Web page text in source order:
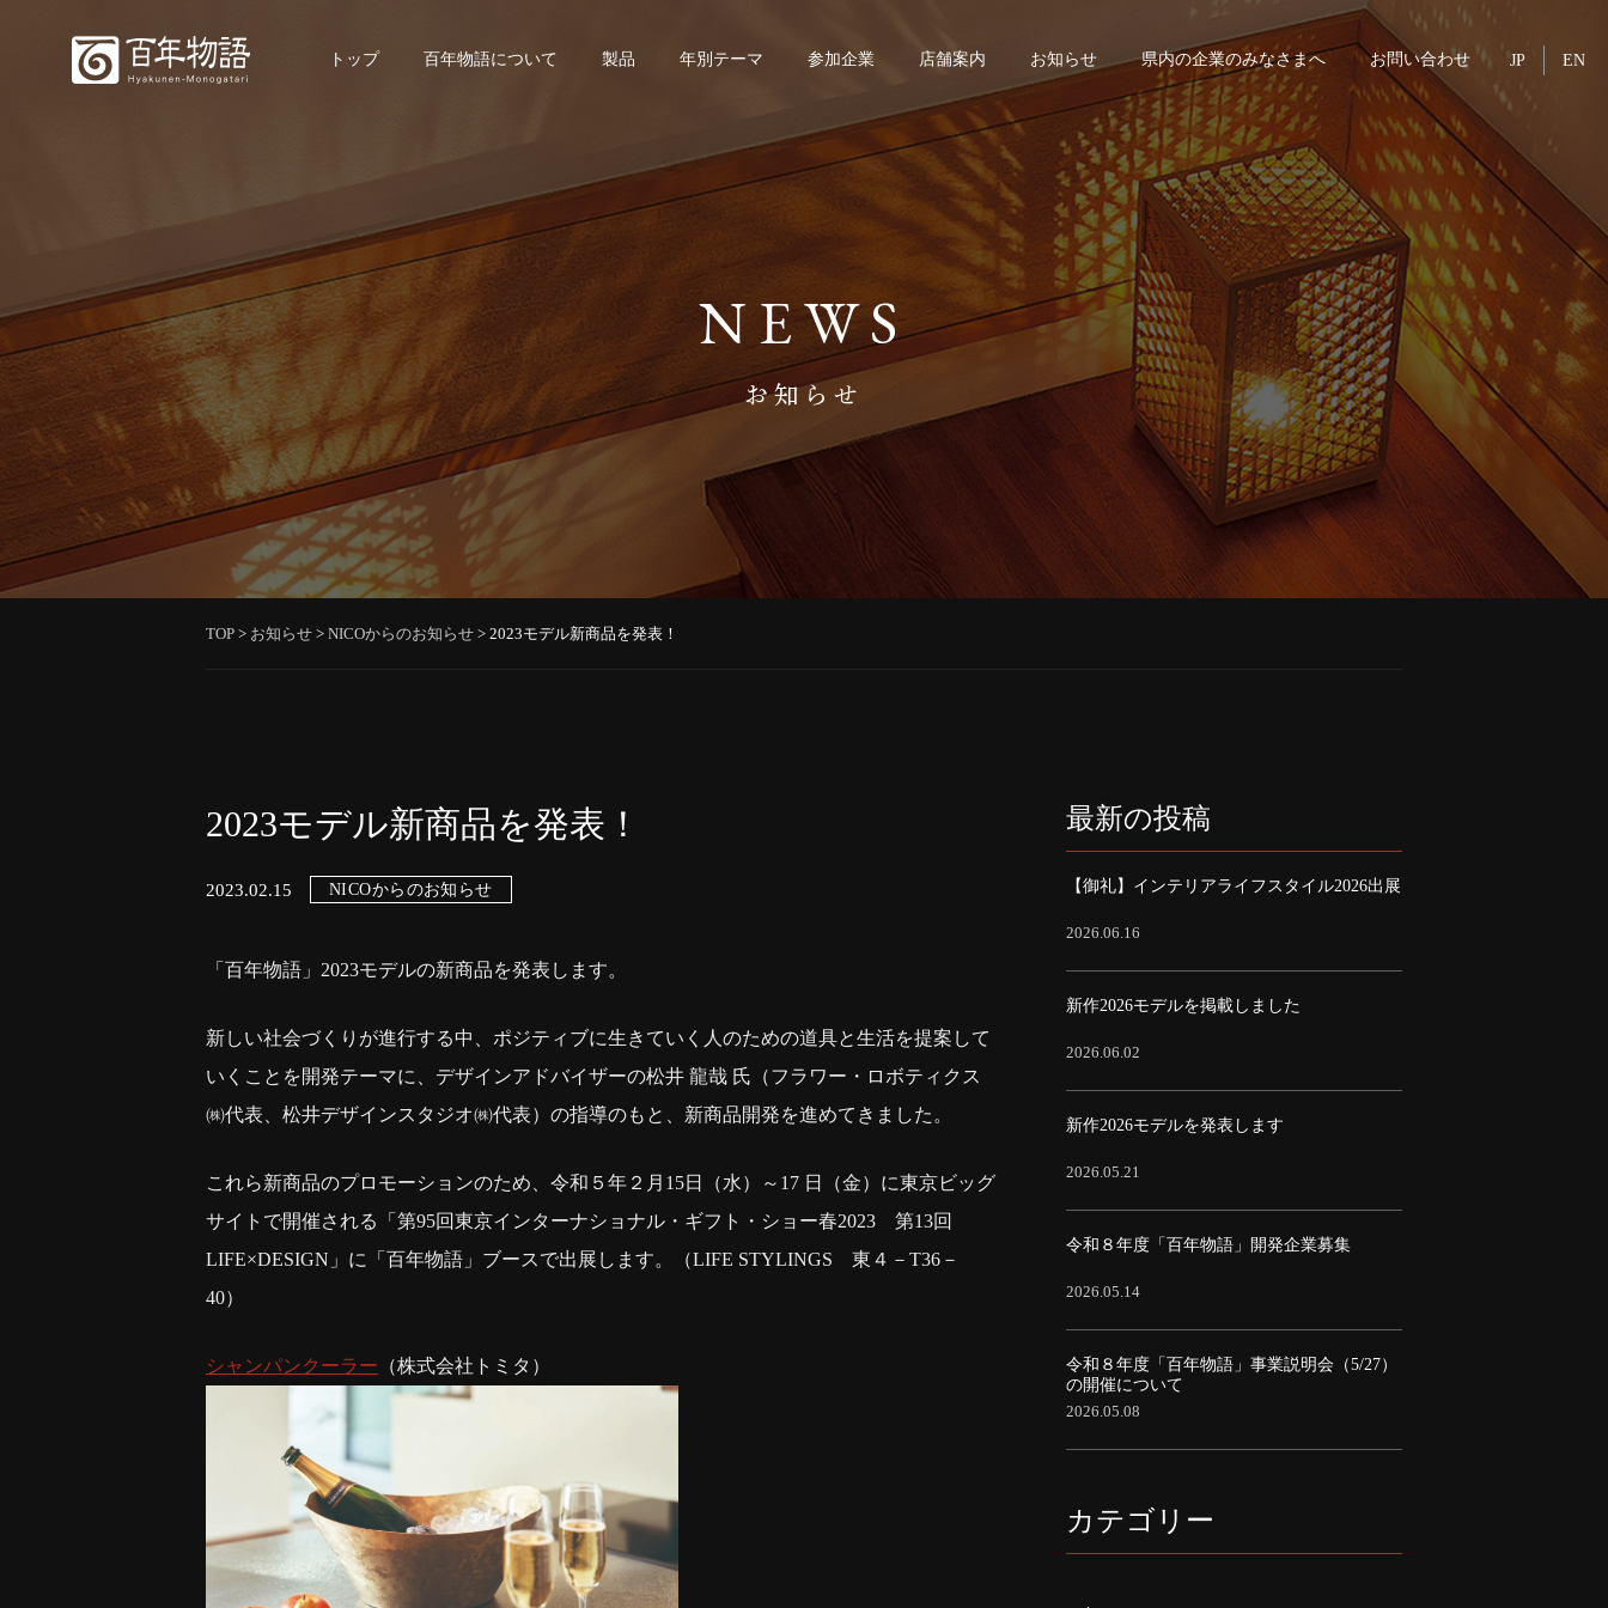
トップ 百年物語について 製品 年別テーマ 参加企業 店舗案内 お知らせ 県内の企業のみなさまへ お問い合わせ JP EN
NEWS
お知らせ
TOP > お知らせ > NICOからのお知らせ > 2023モデル新商品を発表！
2023モデル新商品を発表！
2023.02.15 NICOからのお知らせ
「百年物語」2023モデルの新商品を発表します。
新しい社会づくりが進行する中、ポジティブに生きていく人のための道具と生活を提案して
いくことを開発テーマに、デザインアドバイザーの松井 龍哉 氏（フラワー・ロボティクス
㈱代表、松井デザインスタジオ㈱代表）の指導のもと、新商品開発を進めてきました。
これら新商品のプロモーションのため、令和５年２月15日（水）～17 日（金）に東京ビッグ
サイトで開催される「第95回東京インターナショナル・ギフト・ショー春2023 第13回
LIFE×DESIGN」に「百年物語」ブースで出展します。（LIFE STYLINGS 東４－T36－
40）
シャンパンクーラー （株式会社トミタ）
最新の投稿
【御礼】インテリアライフスタイル2026出展
2026.06.16
新作2026モデルを掲載しました
2026.06.02
新作2026モデルを発表します
2026.05.21
令和８年度「百年物語」開発企業募集
2026.05.14
令和８年度「百年物語」事業説明会（5/27）
の開催について
2026.05.08
カテゴリー